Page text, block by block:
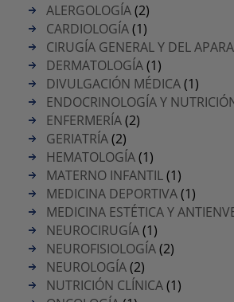
ALERGOLOGÍA(2)
CARDIOLOGÍA(1)
CIRUGÍA GENERAL Y DEL
DERMATOLOGÍA(1)
DIVULGACIÓN MÉDICA(1)
ENDOCRINOLOGÍA Y
ENFERMERÍA(2)
GERIATRÍA(2)
HEMATOLOGÍA(1)
MATERNO INFANTIL(1)
MEDICINA DEPORTIVA(1)
MEDICINA ESTÉTICA Y
NEUROCIRUGÍA(1)
NEUROFISIOLOGÍA(2)
NEUROLOGÍA(2)
NUTRICIÓN CLÍNICA(1)